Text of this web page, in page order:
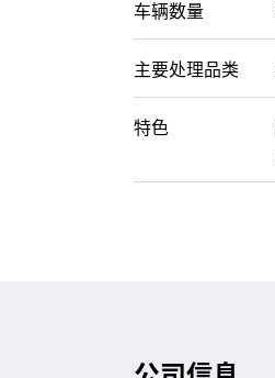
车辆数量
主要处理品类
特色